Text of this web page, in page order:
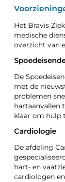
Het Bravis
medische
overzicht van
De
met de
problemen
hartaanvallen
klaar om hulp
Cardiologie
De afdeling
hart- en
cardiologen